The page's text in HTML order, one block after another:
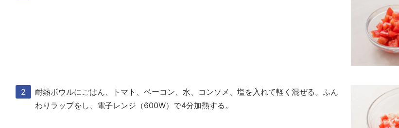
耐熱ボウルにごはん、トマト、ベーコン、水、コンソメ、塩を入れて軽く混ぜる。ふん
わりラップをし、電子レンジ（600W）で4分加熱する。